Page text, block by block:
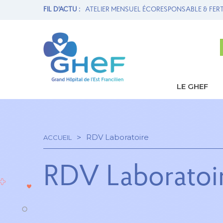
FIL D'ACTU :
MATERNITÉ ET ATELIER MENSUEL ÉCORESPONSABLE &
LE GHEF
Fil
d'Ariane
ACCUEIL RDV Laboratoire
RDV